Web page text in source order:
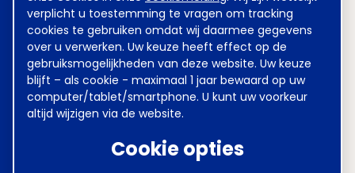
verplicht u toestemming te vragen om tracking
cookies te gebruiken omdat wij daarmee gegevens
over u verwerken. Uw keuze heeft effect op de
gebruiksmogelijkheden van deze website. Uw keuze
blijft – als cookie - maximaal 1 jaar bewaard op uw
computer/tablet/smartphone. U kunt uw voorkeur
altijd wijzigen via de website.
Cookie opties